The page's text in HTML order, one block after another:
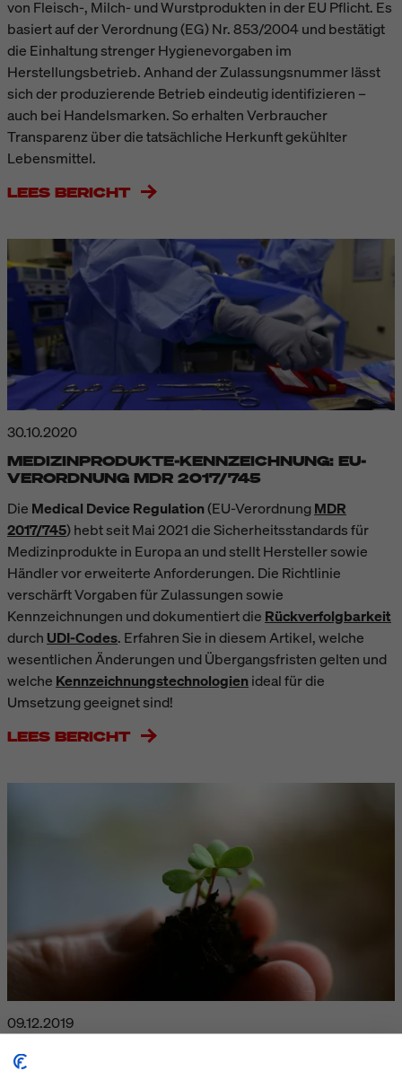
von Fleisch-, Milch- und Wurstprodukten in der EU Pflicht. Es
basiert auf der Verordnung (EG) Nr. 853/2004 und bestätigt
die Einhaltung strenger Hygienevorgaben im
Herstellungsbetrieb. Anhand der Zulassungsnummer lässt
sich der produzierende Betrieb eindeutig identifizieren –
auch bei Handelsmarken. So erhalten Verbraucher
Transparenz über die tatsächliche Herkunft gekühlter
Lebensmittel.
LEES BERICHT
30.10.2020
MEDIZINPRODUKTE-KENNZEICHNUNG: EU-
VERORDNUNG MDR 2017/745
Die Medical Device Regulation(EU-VerordnungMDR
2017/745) hebt seit Mai 2021 die Sicherheitsstandards für
Medizinprodukte in Europa an und stellt Hersteller sowie
Händler vor erweiterte Anforderungen. Die Richtlinie
verschärft Vorgaben für Zulassungen sowie
Kennzeichnungen und dokumentiert die Rückverfolgbarkeit
durch UDI-Codes. Erfahren Sie in diesem Artikel, welche
wesentlichen Änderungen und Übergangsfristen gelten und
welche Kennzeichnungstechnologienideal für die
Umsetzung geeignet sind!
LEES BERICHT
09.12.2019
PLANTENPASPOORT ETIKETTEREN OF